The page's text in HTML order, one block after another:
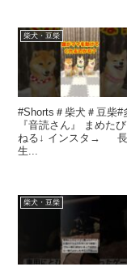
柴犬・豆柴
#Shorts＃柴犬＃豆柴#
『音読さん』 まめた
ねる↓ インスタ→ 長
生...
柴犬・豆柴